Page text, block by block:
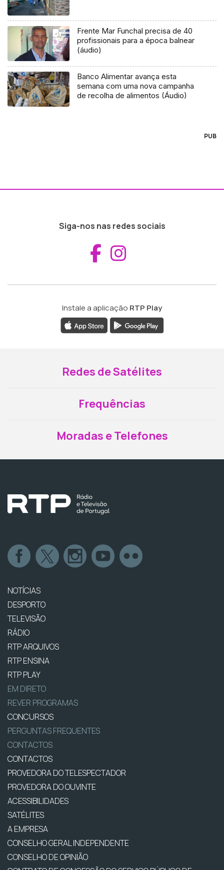
Frente Mar Funchal precisa de 40
profissionais para a época balnear
(áudio)
Banco Alimentar avança esta
semana com uma nova campanha
de recolha de alimentos (Áudio)
PUB
Siga-nos nas redes sociais
Aceder ao
Instale a aplicação RTP Play
Redes de Satélites
Frequências
Moradas e Telefones
NOTÍCIAS
DESPORTO
TELEVISÃO
RÁDIO
RTP ARQUIVOS
RTP ENSINA
RTP PLAY
EM DIRETO
REVER PROGRAMAS
CONCURSOS
PERGUNTAS FREQUENTES
CONTACTOS
CONTACTOS
PROVEDORA DO TELESPECTADOR
PROVEDORA DO OUVINTE
ACESSIBILIDADES
SATÉLITES
A EMPRESA
CONSELHO GERAL INDEPENDENTE
CONSELHO DE OPINIÃO